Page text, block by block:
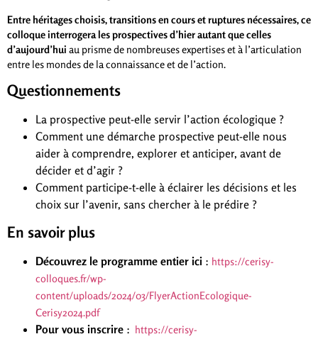
Entre héritages choisis, transitions en cours et ruptures nécessaires, ce
colloque interrogera les prospectives d’hier autant que celles
d’aujourd’hui au prisme de nombreuses expertises et à l’articulation
entre les mondes de la connaissance et de l’action.
Questionnements
La prospective peut-elle servir l’action écologique ?
Comment une démarche prospective peut-elle nous
aider à comprendre, explorer et anticiper, avant de
décider et d’agir ?
Comment participe-t-elle à éclairer les décisions et les
choix sur l’avenir, sans chercher à le prédire ?
En savoir plus
Découvrez le programme entier ici : https://cerisy-
colloques.fr/wp-
content/uploads/2024/03/FlyerActionEcologique-
Cerisy2024.pdf
Pour vous inscrire : https://cerisy-